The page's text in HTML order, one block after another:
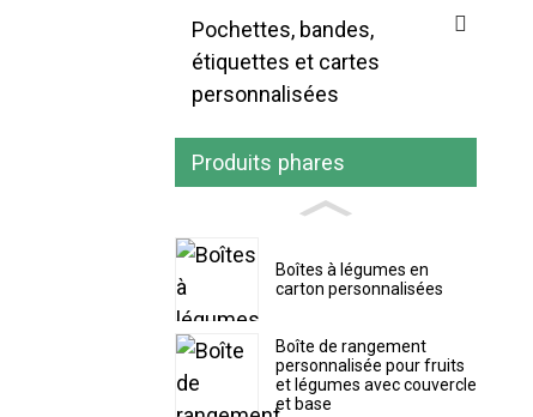
Pochettes, bandes,
étiquettes et cartes
personnalisées
Produits phares
Boîtes à légumes en
carton personnalisées
Boîte de rangement
personnalisée pour fruits
et légumes avec couvercle
et base